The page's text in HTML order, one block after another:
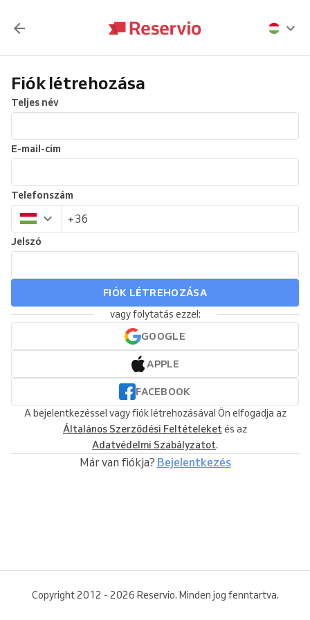
Fiók létrehozása
Teljes név
E-mail-cím
Telefonszám
Jelszó
FIÓK LÉTREHOZÁSA
vagy folytatás ezzel:
GOOGLE
APPLE
FACEBOOK
A bejelentkezéssel vagy fiók létrehozásával Ön elfogadja az
Általános Szerződési Feltételeketés az
Adatvédelmi Szabályzatot.
Már van fiókja? Bejelentkezés
Copyright 2012 - 2026 Reservio. Minden jog fenntartva.